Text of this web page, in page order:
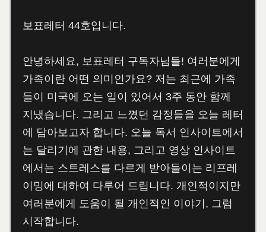
보표레터 44호입니다.
안녕하세요, 보표레터 구독자님들! 여러분에게
가족이란 어떤 의미인가요? 저는 최근에 가족
들이 미국에 오는 일이 있어서 3주 동안 함께
지냈습니다. 그리고 느꼈던 감정들을 오늘 레터
에 담아보고자 합니다. 오늘 독서 인사이트에서
는 달리기에 관한 내용, 그리고 영상 인사이트
에서는 스트레스를 다르게 받아들이는 리프레
이밍에 대하여 다루어 드립니다. 개인적이지만
여러분에게 도움이 될 개인적인 이야기, 그럼
시작합니다.